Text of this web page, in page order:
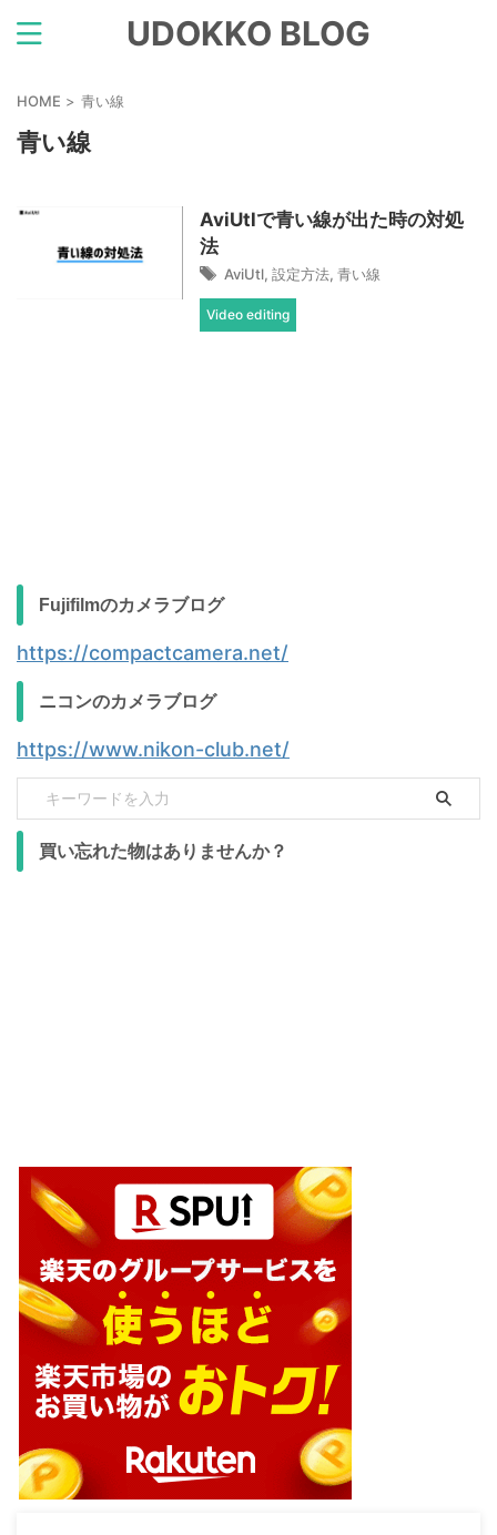
UDOKKO BLOG
HOME > 青い線
青い線
AviUtlで青い線が出た時の対処
法
AviUtl, 設定方法, 青い線
Video editing
Fujifilmのカメラブログ
https://compactcamera.net/
ニコンのカメラブログ
https://www.nikon-club.net/
買い忘れた物はありませんか？